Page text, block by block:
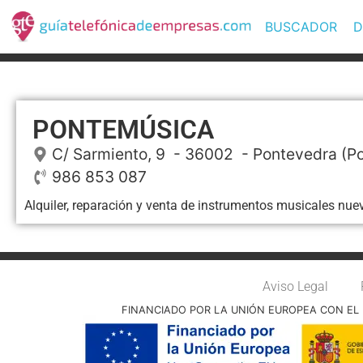
BUSCADOR
PONTEMÚSICA
C/ Sarmiento, 9 - 36002 - Pontevedra
986 853 087
Alquiler, reparación y venta de instrumentos musicales
Aviso Legal
FINANCIADO POR LA UNIÓN EUROPEA CON